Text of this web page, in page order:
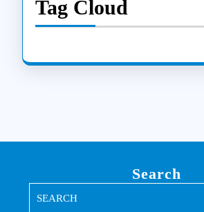
Tag Cloud
Search
for: